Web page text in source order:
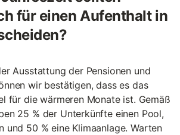
für einen Aufenthalt in
Ausstattung der Pensionen und
wir bestätigen, dass es das
für die wärmeren Monate ist. Gemäß
25 % der Unterkünfte einen Pool,
und 50 % eine Klimaanlage. Warten